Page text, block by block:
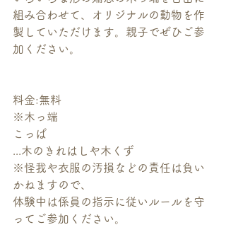
組み合わせて、オリジナルの動物を作
製していただけます。親子でぜひご参
加ください。
料金:無料
※木っ端
こっぱ
...木のきれはしや木くず
※怪我や衣服の汚損などの責任は負い
かねますので、
体験中は係員の指示に従いルールを守
ってご参加ください。